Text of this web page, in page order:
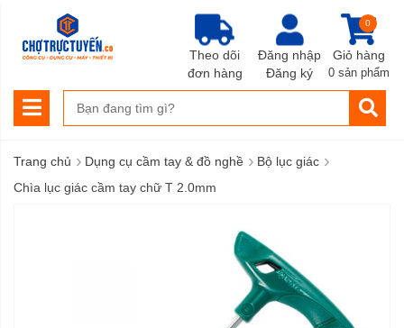
Đăng nhập
Đăng ký
Giỏ hàng
0
0 sản phẩm
Theo dõi
đơn hàng
Trang chủ › Dụng cụ cầm tay & đồ nghề › Bộ lục giác ›
Chìa lục giác cầm tay chữ T 2.0mm